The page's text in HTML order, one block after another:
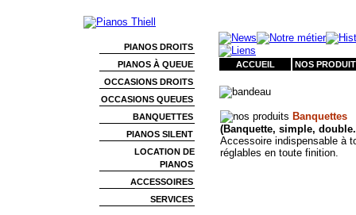
PIANOS DROITS
PIANOS À QUEUE
OCCASIONS DROITS
OCCASIONS QUEUES
BANQUETTES
PIANOS SILENT
LOCATION DE
PIANOS
ACCESSOIRES
SERVICES
ACCUEIL NOS
Banquettes
(Banquette, simple,
Accessoire indispensable à
réglables en toute finition.